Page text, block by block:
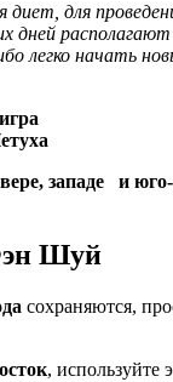
для
дней
легко начать
западе и
Шуй
сохраняются,
, используйте